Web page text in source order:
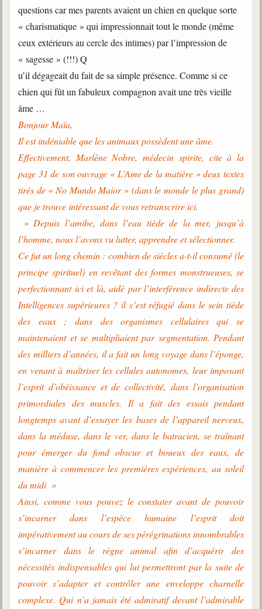
questions car mes parents avaient un chien en quelque sorte
« charismatique » qui impressionnait tout le monde (même
ceux extérieurs au cercle des intimes) par l’impression de
« sagesse » (!!!) Q
u’il dégageait du fait de sa simple présence. Comme si ce
chien qui fût un fabuleux compagnon avait une très vieille
âme …
Bonjour Maïa,
Il est indéniable que les animaux possèdent une âme.
Effectivement, Marlène Nobre, médecin spirite, cite à la
page 31 de son ouvrage « L’Ame de la matière » deux textes
tirés de « No Mundo Maior » (dans le monde le plus grand)
que je trouve intéressant de vous retranscrire ici.
» Depuis l’amibe, dans l’eau tiède de la mer, jusqu’à
l’homme, nous l’avons vu lutter, apprendre et sélectionner.
Ce fut un long chemin : combien de siècles a-t-il consumé (le
principe spirituel) en revêtant des formes monstrueuses, se
perfectionnant ici et là, aidé par l’interférence indirecte des
Intelligences supérieures ? il s’est réfugié dans le sein tiède
des eaux ; dans des organismes cellulaires qui se
maintenaient et se multipliaient par segmentation. Pendant
des milliers d’années, il a fait un long voyage dans l’éponge,
en venant à maîtriser les cellules autonomes, leur imposant
l’esprit d’obéissance et de collectivité, dans l’organisation
primordiales des muscles. Il a fait des essais pendant
longtemps avant d’essayer les bases de l’appareil nerveux,
dans la méduse, dans le ver, dans le batracien, se traînant
pour émerger du fond obscur et boueux des eaux, de
manière à commencer les premières expériences, au soleil
du midi »
Ainsi, comme vous pouvez le constater avant de pouvoir
s’incarner dans l’espèce humaine l’esprit doit
impérativement au cours de ses pérégrinations innombrables
s’incarner dans le règne animal afin d’acquérir des
nécessités indispensables qui lui permettront par la suite de
pouvoir s’adapter et contrôler une enveloppe charnelle
complexe. Qui n’a jamais été admiratif devant l’admirable